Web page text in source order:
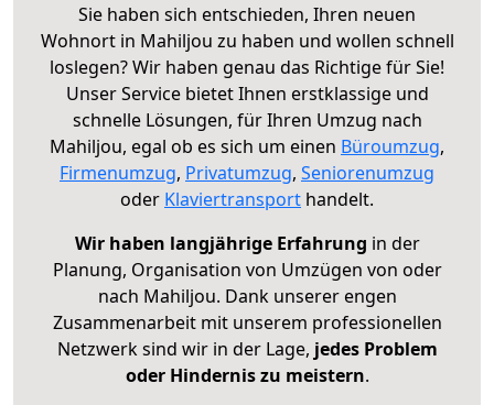
Sie haben sich entschieden, Ihren neuen
Wohnort in Mahiljou zu haben und wollen schnell
loslegen? Wir haben genau das Richtige für Sie!
Unser Service bietet Ihnen erstklassige und
schnelle Lösungen, für Ihren Umzug nach
Mahiljou, egal ob es sich um einen Büroumzug,
Firmenumzug, Privatumzug, Seniorenumzug
oder Klaviertransport handelt.
Wir haben langjährige Erfahrung in der
Planung, Organisation von Umzügen von oder
nach Mahiljou. Dank unserer engen
Zusammenarbeit mit unserem professionellen
Netzwerk sind wir in der Lage, jedes Problem
oder Hindernis zu meistern.